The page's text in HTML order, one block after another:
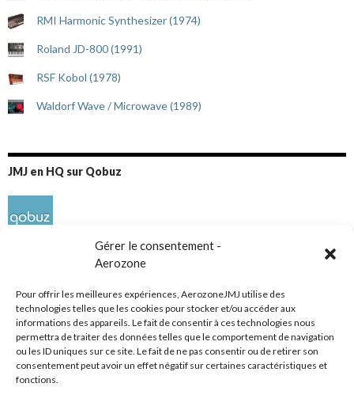
Gérer le consentement -
Aerozone
Pour offrir les meilleures expériences, AerozoneJMJ utilise des
technologies telles que les cookies pour stocker et/ou accéder aux
informations des appareils. Le fait de consentir à ces technologies nous
permettra de traiter des données telles que le comportement de navigation
ou les ID uniques sur ce site. Le fait de ne pas consentir ou de retirer son
consentement peut avoir un effet négatif sur certaines caractéristiques et
fonctions.
RMI Harmonic Synthesizer (1974)
Roland JD-800 (1991)
RSF Kobol (1978)
Waldorf Wave / Microwave (1989)
JMJ en HQ sur Qobuz
Réseaux sociaux